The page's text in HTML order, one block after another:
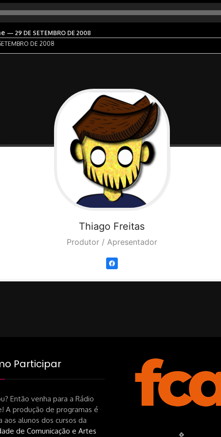
— 29 DE SETEMBRO DE 2008
DE 2008
Thiago Freitas
Produtor / Apresentador
Participar
Então venha para a Rádio
A produção de programas é
aos alunos dos cursos da
de Comunicação e Artes